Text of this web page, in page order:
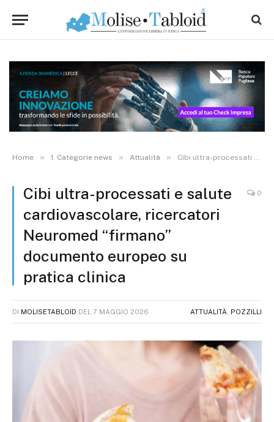
Home » 1. Categorie news » Attualità » Cibi ultra-processati e salute cardiovascolare, ricercatori Neuromed “firmano” documento europeo su pratica clinica
Cibi ultra-processati e salute
cardiovascolare, ricercatori
Neuromed “firmano”
documento europeo su
pratica clinica
0
DI MOLISETABLOID DEL 7 MAGGIO 2026 ATTUALITÀ POZZILLI